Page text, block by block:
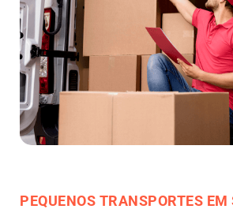
PEQUENOS TRANSPORTES EM